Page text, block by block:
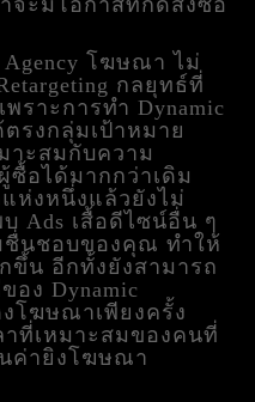
จะมีโอกาสที่กดสั่งซื้อ
โฆษณา ไม่
กลยุทธ์ที่
พราะการทำ Dynamic
รงกลุ่มเป้าหมาย
าะสมกับความ
ซื้อได้มากกว่าเดิม
ห่งหนึ่งแล้วยังไม่
Ads เสื้อดีไซน์อื่น ๆ
ชื่นชอบของคุณ ทำให้
ขึ้น อีกทั้งยังสามารถ
ง Dynamic
โฆษณาเพียงครั้ง
าที่เหมาะสมของคนที่
ค่ายิงโฆษณา